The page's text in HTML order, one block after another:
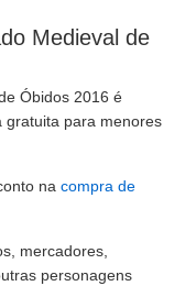
Medieval de
Óbidos 2016 é
gratuita para menores
na compra de
mercadores,
personagens